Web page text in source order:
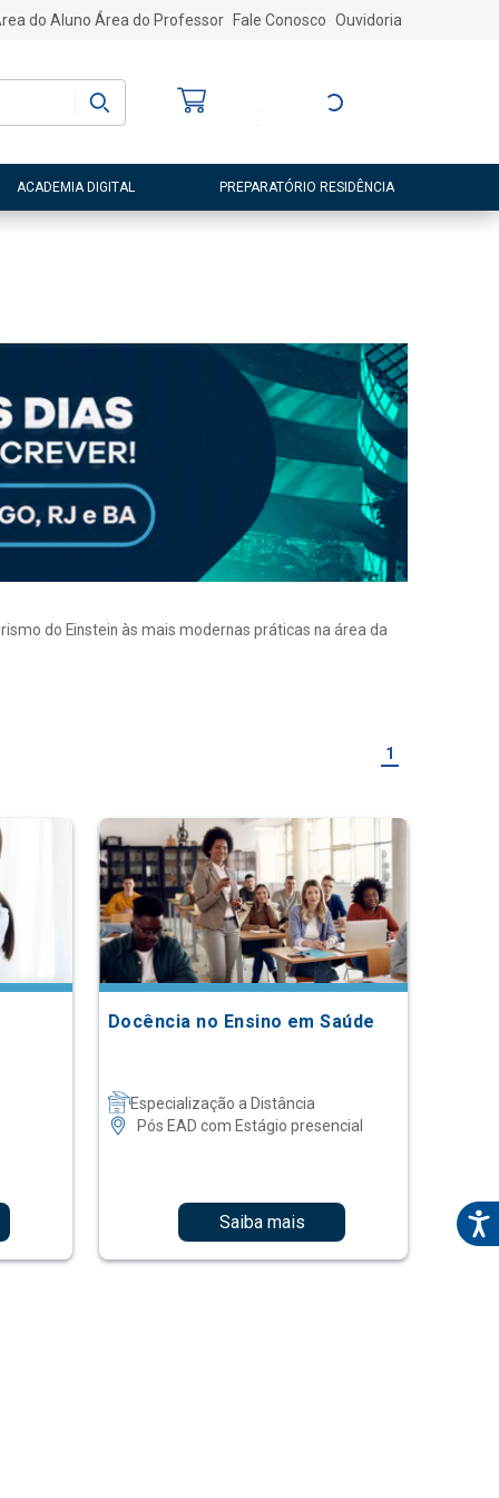
do Aluno Área do Professor Fale Conosco Ouvidoria
Entre ou Cadastre-
ACADEMIA DIGITAL PREPARATÓRIO RESIDÊNCIA
do Einstein às mais modernas práticas na área da
1
Docência no Ensino em Saúde
Especialização a Distância
Pós EAD com Estágio presencial
Saiba mais